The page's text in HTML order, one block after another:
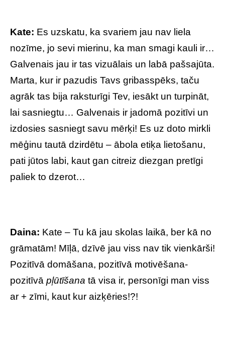
Kate: Es uzskatu, ka svariem jau nav liela
nozīme, jo sevi mierinu, ka man smagi kauli ir…
Galvenais jau ir tas vizuālais un labā pašsajūta.
Marta, kur ir pazudis Tavs gribasspēks, taču
agrāk tas bija raksturīgi Tev, iesākt un turpināt,
lai sasniegtu… Galvenais ir jadomā pozitīvi un
izdosies sasniegt savu mērķi! Es uz doto mirkli
mēģinu tautā dzirdētu – ābola etiķa lietošanu,
pati jūtos labi, kaut gan citreiz diezgan pretīgi
paliek to dzerot…
Daina: Kate – Tu kā jau skolas laikā, ber kā no
grāmatām! Mīļā, dzīvē jau viss nav tik vienkārši!
Pozitīvā domāšana, pozitīvā motivēšana-
pozitīvā pļūtīšana tā visa ir, personīgi man viss
ar + zīmi, kaut kur aizķēries!?!